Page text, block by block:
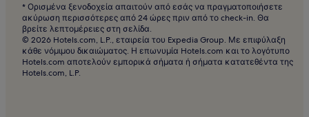
Ξενοδοχεία στην τοποθεσία Άγιος Κωνσταντίνος
Ξενοδοχεία με κουζίνες στον προορισμό Ανάβυσσος
Ξενοδοχεία με κουζίνες στον προορισμό Παλαιά Φώκαια
Ξενοδοχεία στην τοποθεσία Ανάβυσσος
* Ορισμένα ξενοδοχεία απαιτούν από εσάς να πραγματοποιήσετε
ακύρωση περισσότερες από 24 ώρες πριν από το check-in. Θα
βρείτε λεπτομέρειες στη σελίδα.
© 2026 Hotels.com, L.P., εταιρεία του Expedia Group. Με επιφύλαξη
κάθε νόμιμου δικαιώματος. Η επωνυμία Hotels.com και το λογότυπο
Hotels.com αποτελούν εμπορικά σήματα ή σήματα κατατεθέντα της
Hotels.com, L.P.